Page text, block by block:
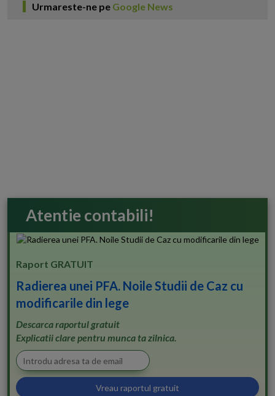
Urmareste-ne pe Google News
Atentie contabili!
Raport GRATUIT
Radierea unei PFA. Noile Studii de Caz cu
modificarile din lege
Descarca raportul gratuit
Explicatii clare pentru munca ta zilnica.